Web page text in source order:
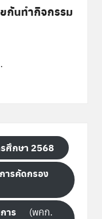
กันทำกิจกรรม
รศึกษา 2568
ารคัดกรอง
าร
(พคก.